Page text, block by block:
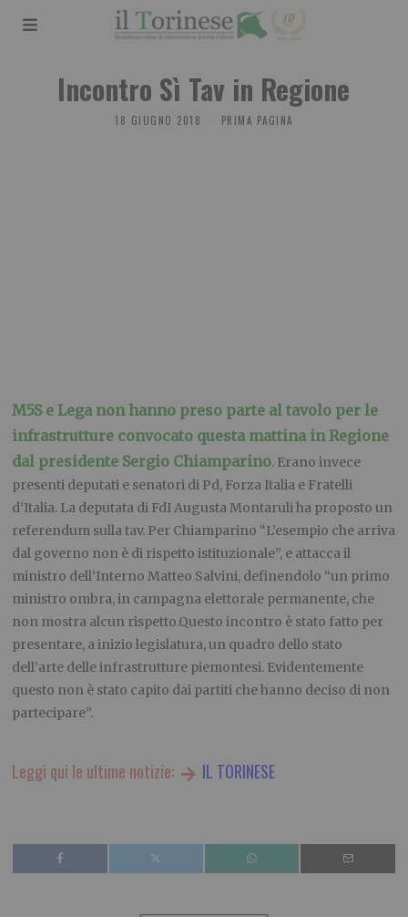
Incontro Sì Tav in Regione
18 GIUGNO 2018 PRIMA PAGINA
M5S e Lega non hanno preso parte al tavolo per le
infrastrutture convocato questa mattina in Regione
dal presidente Sergio Chiamparino. Erano invece
presenti deputati e senatori di Pd, Forza Italia e Fratelli
d’Italia. La deputata di FdI Augusta Montaruli ha proposto un
referendum sulla tav. Per Chiamparino “L’esempio che arriva
dal governo non è di rispetto istituzionale”, e attacca il
ministro dell’Interno Matteo Salvini, definendolo “un primo
ministro ombra, in campagna elettorale permanente, che
non mostra alcun rispetto.Questo incontro è stato fatto per
presentare, a inizio legislatura, un quadro dello stato
dell’arte delle infrastrutture piemontesi. Evidentemente
questo non è stato capito dai partiti che hanno deciso di non
partecipare”.
Leggi qui le ultime notizie: IL TORINESE